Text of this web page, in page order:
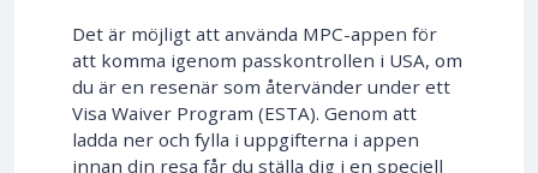
Det är möjligt att använda MPC-appen för
att komma igenom passkontrollen i USA, om
du är en resenär som återvänder under ett
Visa Waiver Program (ESTA). Genom att
ladda ner och fylla i uppgifterna i appen
innan din resa får du ställa dig i en speciell